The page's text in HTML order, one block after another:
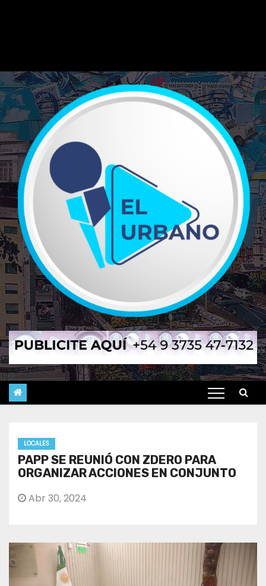
LOCALES
PAPP SE REUNIÓ CON ZDERO PARA
ORGANIZAR ACCIONES EN CONJUNTO
Abr 30, 2024